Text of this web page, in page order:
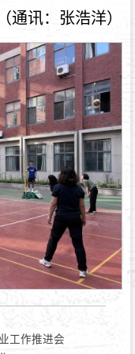
（通讯：张浩洋）
工作推进会